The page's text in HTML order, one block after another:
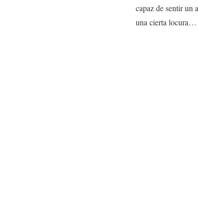
capaz de sentir un
una cierta locura…